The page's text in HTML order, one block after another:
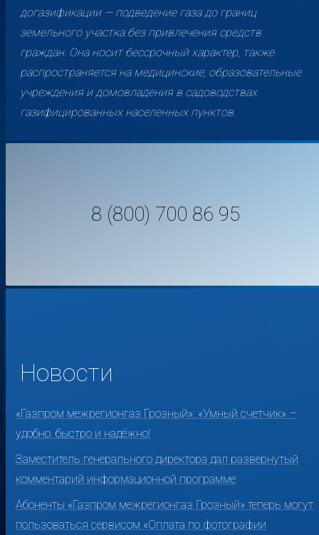
догазификации — подведение газа до границ
земельного участка без привлечения средств
граждан. Она носит бессрочный характер, также
распространяется на медицинские, образовательные
учреждения и домовладения в садоводствах
газифицированных населенных пунктов.
8 (800) 700 86 95
Новости
«Газпром межрегионгаз Грозный»: «Умный счетчик» –
удобно, быстро и надёжно!
Заместитель генерального директора дал развернутый
комментарий информационной программе
Абоненты «Газпром межрегионгаз Грозный» теперь могут
пользоваться сервисом «Оплата по фотографии